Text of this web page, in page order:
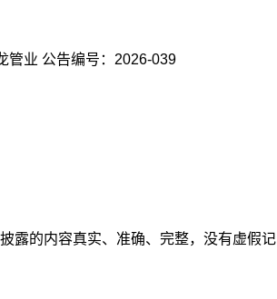
证券代码：002457 证券简称：青龙管业 公告编号：2026-039
露的内容真实、准确、完整，没有虚假记